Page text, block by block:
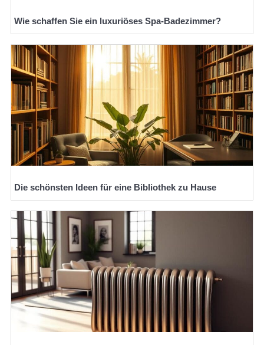
Wie schaffen Sie ein luxuriöses Spa-Badezimmer?
Die schönsten Ideen für eine Bibliothek zu Hause